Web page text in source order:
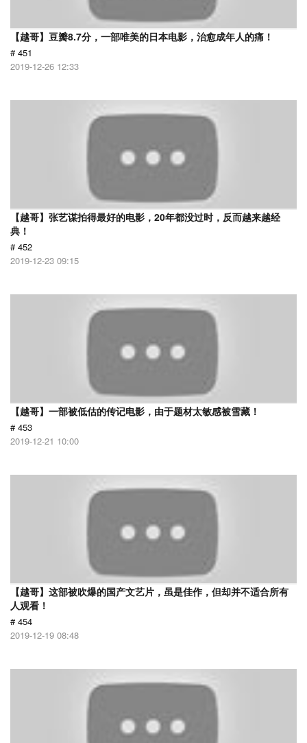
【越哥】豆瓣8.7分，一部唯美的日本电影，治愈成年人的痛！
# 451
2019-12-26 12:33
【越哥】张艺谋拍得最好的电影，20年都没过时，反而越来越经
典！
# 452
2019-12-23 09:15
【越哥】一部被低估的传记电影，由于题材太敏感被雪藏！
# 453
2019-12-21 10:00
【越哥】这部被吹爆的国产文艺片，虽是佳作，但却并不适合所有
人观看！
# 454
2019-12-19 08:48